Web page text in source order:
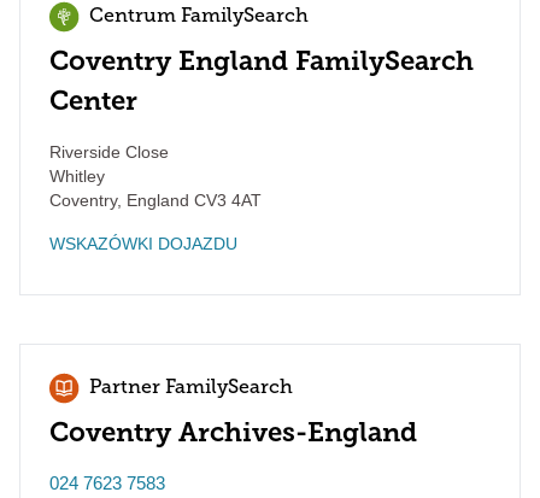
Centrum FamilySearch
Coventry England FamilySearch
Center
Riverside Close
Whitley
Coventry, England CV3 4AT
WSKAZÓWKI DOJAZDU
Partner FamilySearch
Coventry Archives-England
024 7623 7583